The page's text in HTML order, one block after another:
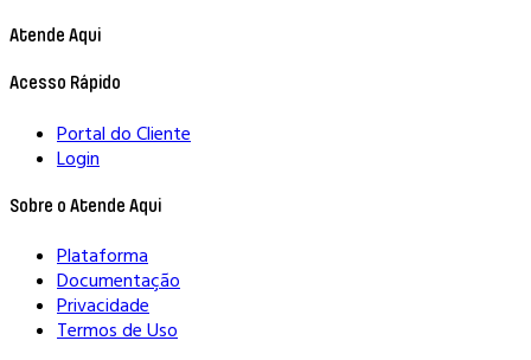
Atende Aqui
Acesso Rápido
Portal do Cliente
Login
Sobre o Atende Aqui
Plataforma
Documentação
Privacidade
Termos de Uso